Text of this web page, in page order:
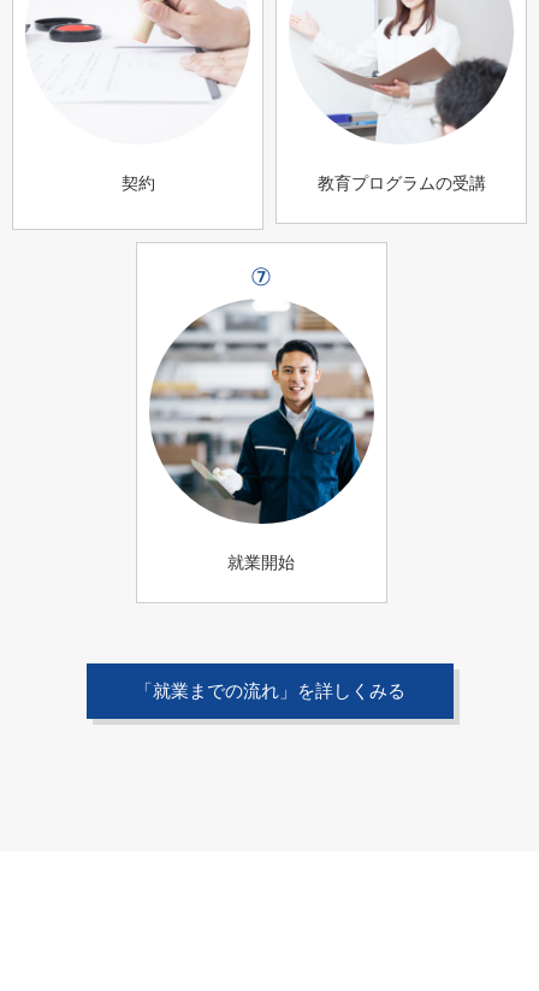
契約 教育プログラムの受講
⑦
就業開始
「就業までの流れ」を詳しくみる